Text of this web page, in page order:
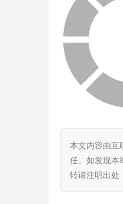
本文内容由互
任。如发现本
转请注明出处